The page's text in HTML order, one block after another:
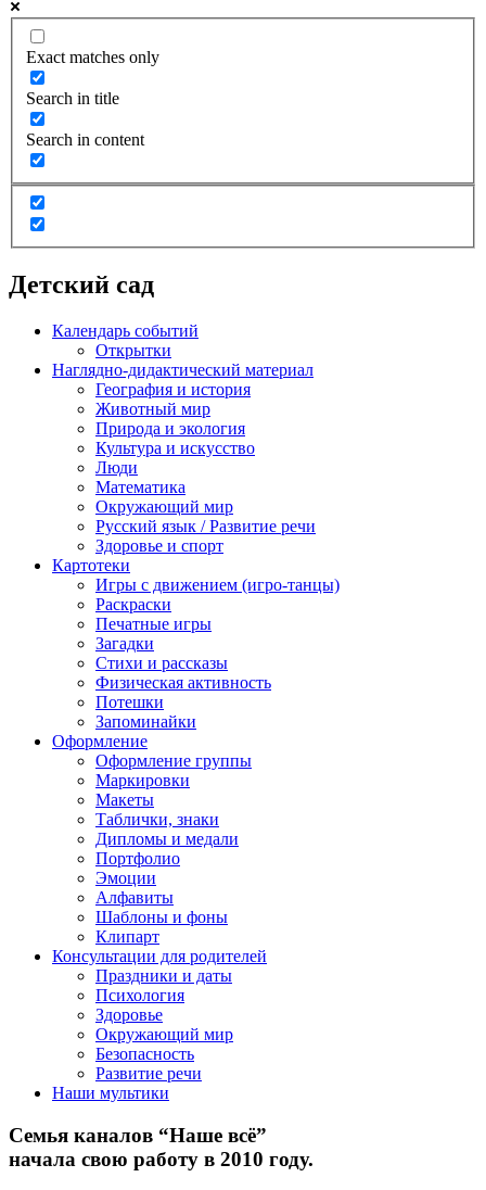
Exact matches only
Search in title
Search in content
Детский сад
Календарь событий
Открытки
Наглядно-дидактический материал
География и история
Животный мир
Природа и экология
Культура и искусство
Люди
Математика
Окружающий мир
Русский язык / Развитие речи
Здоровье и спорт
Картотеки
Игры с движением (игро-танцы)
Раскраски
Печатные игры
Загадки
Стихи и рассказы
Физическая активность
Потешки
Запоминайки
Оформление
Оформление группы
Маркировки
Макеты
Таблички, знаки
Дипломы и медали
Портфолио
Эмоции
Алфавиты
Шаблоны и фоны
Клипарт
Консультации для родителей
Праздники и даты
Психология
Здоровье
Окружающий мир
Безопасность
Развитие речи
Наши мультики
Семья каналов “Наше всё”
начала свою работу в 2010 году.